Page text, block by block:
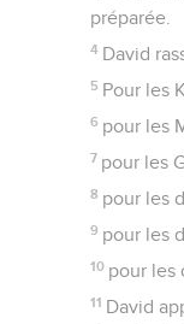
préparée.
4 David
5 Pour les
6 pour les
7 pour les
8 pour les
9 pour les
10 pour les
11 David